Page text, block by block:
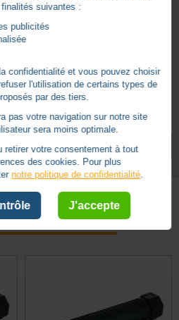
sur le moteur
:
Radio
5 ans
ARTICLESBUBENDORFF
- Moteur Bubendorff
suivantes :
publicités
confidentialité et vous pouvez choisir
l'utilisation de certains types de
par des tiers.
pas votre navigation sur notre site
sera moins optimale.
retirer votre consentement à tout
des cookies. Pour plus
notre politique de confidentialité.
J'accepte